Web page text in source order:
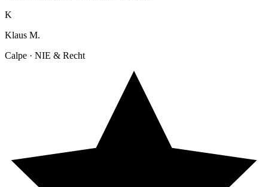
K
Klaus M.
Calpe · NIE & Recht